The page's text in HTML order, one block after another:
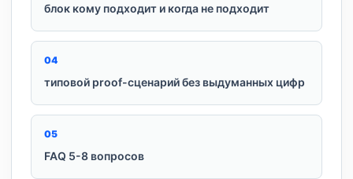
блок кому подходит и когда не подходит
04
типовой proof-сценарий без выдуманных цифр
05
FAQ 5-8 вопросов